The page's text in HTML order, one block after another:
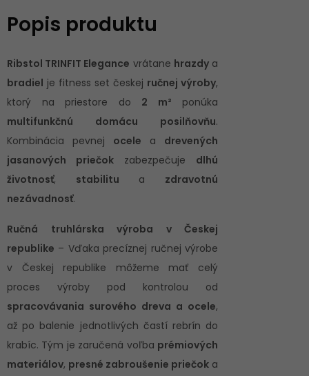
Popis produktu
Ribstol TRINFIT Elegance vrátane hrazdya
bradiel je fitness set českej ručnej výroby,
ktorý na priestore do 2 m² ponúka
multifunkčnú domácu posilňovňu.
Kombinácia pevnej ocele a drevených
jasanových priečok zabezpečuje dlhú
životnosť, stabilitu a zdravotnú
nezávadnosť.
Ručná truhlárska výroba v Českej
republike – Vďaka precíznej ručnej výrobe
v Českej republike môžeme mať celý
proces výroby pod kontrolou od
spracovávania surového dreva a ocele,
až po balenie jednotlivých častí rebrín do
krabíc. Tým je zaručená voľba prémiových
materiálov, presné zabroušenie priečok a